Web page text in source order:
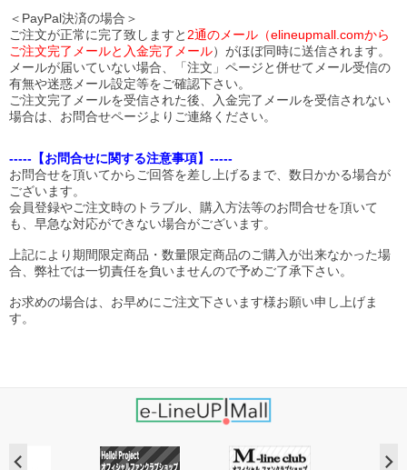
＜PayPal決済の場合＞
ご注文が正常に完了致しますと 2通のメール（elineupmall.comから
ご注文完了メールと入金完了メール）がほぼ同時に送信されます。
メールが届いていない場合、「注文」ページと併せてメール受信の
有無や迷惑メール設定等をご確認下さい。
ご注文完了メールを受信された後、入金完了メールを受信されない
場合は、お問合せページよりご連絡ください。
-----【お問合せに関する注意事項】-----
お問合せを頂いてからご回答を差し上げるまで、数日かかる場合が
ございます。
会員登録やご注文時のトラブル、購入方法等のお問合せを頂いて
も、早急な対応ができない場合がございます。
上記により期間限定商品・数量限定商品のご購入が出来なかった場
合、弊社では一切責任を負いませんので予めご了承下さい。
お求めの場合は、お早めにご注文下さいます様お願い申し上げま
す。